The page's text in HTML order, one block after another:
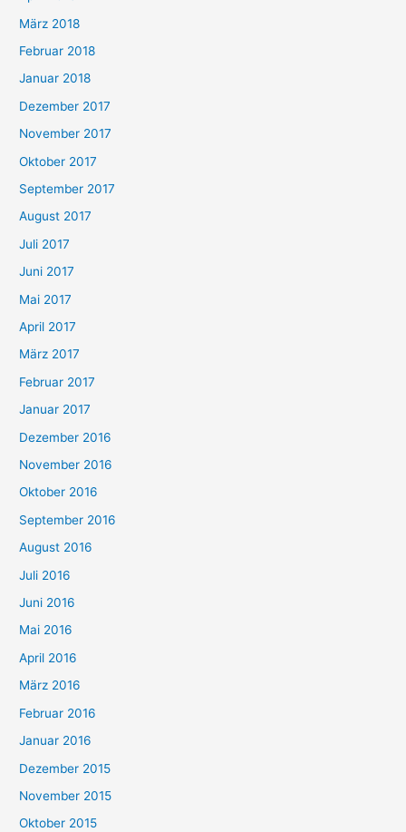
März 2018
Februar 2018
Januar 2018
Dezember 2017
November 2017
Oktober 2017
September 2017
August 2017
Juli 2017
Juni 2017
Mai 2017
April 2017
März 2017
Februar 2017
Januar 2017
Dezember 2016
November 2016
Oktober 2016
September 2016
August 2016
Juli 2016
Juni 2016
Mai 2016
April 2016
März 2016
Februar 2016
Januar 2016
Dezember 2015
November 2015
Oktober 2015